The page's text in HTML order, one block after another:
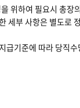
위하여 필요시 총장
세부 사항은 별도로
급기준에 따라 당직수